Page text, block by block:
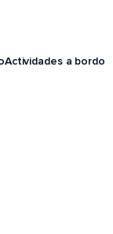
Actividades a bordo